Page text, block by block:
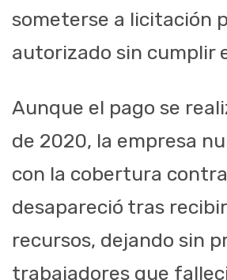
someterse a licitación
autorizado sin cumplir
Aunque el pago se
de 2020, la empresa
con la cobertura
desapareció tras
recursos, dejando sin
trabajadores que